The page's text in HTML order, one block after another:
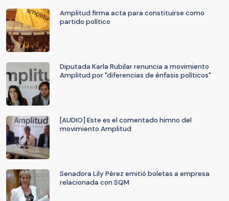
Amplitud firma acta para constituirse como
partido político
Diputada Karla Rubilar renuncia a movimiento
Amplitud por "diferencias de énfasis políticos"
[AUDIO] Este es el comentado himno del
movimiento Amplitud
Senadora Lily Pérez emitió boletas a empresa
relacionada con SQM